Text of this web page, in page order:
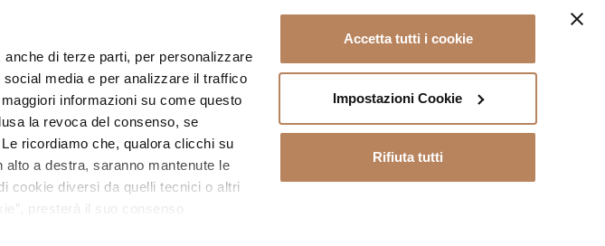
di terze parti, per personalizzare
media e per analizzare il traffico
informazioni su come questo
la revoca del consenso, se
Le ricordiamo che, qualora clicchi su
a destra, saranno mantenute le
cookie diversi da quelli tecnici o altri
presterà il suo consenso
Accetta tutti i cookie
Impostazioni Cookie
Rifiuta tutti
Italiano Cookie Policy Privacy Policy